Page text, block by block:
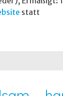
statt